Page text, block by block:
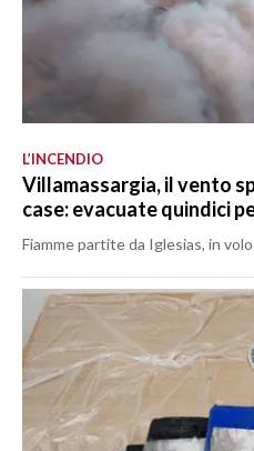
L’INCENDIO
Villamassargia, il vento
case: evacuate quindici
Fiamme partite da Iglesias, in